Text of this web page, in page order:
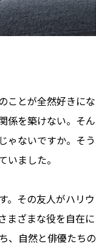
ことが全然好きにな
係を築けない。そん
ゃないですか。そう
ました。
。その友人がハリウ
まざまな役を自在に
、自然と俳優たちの